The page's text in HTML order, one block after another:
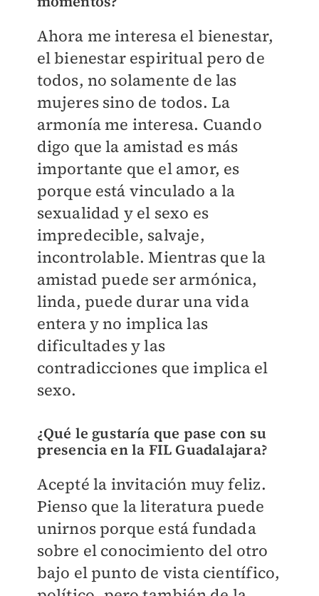
Ahora me interesa el bienestar,
el bienestar espiritual pero de
todos, no solamente de las
mujeres sino de todos. La
armonía me interesa. Cuando
digo que la amistad es más
importante que el amor, es
porque está vinculado a la
sexualidad y el sexo es
impredecible, salvaje,
incontrolable. Mientras que la
amistad puede ser armónica,
linda, puede durar una vida
entera y no implica las
dificultades y las
contradicciones que implica el
sexo.
¿Qué le gustaría que pase con su
presencia en la FIL Guadalajara?
Acepté la invitación muy feliz.
Pienso que la literatura puede
unirnos porque está fundada
sobre el conocimiento del otro
bajo el punto de vista científico,